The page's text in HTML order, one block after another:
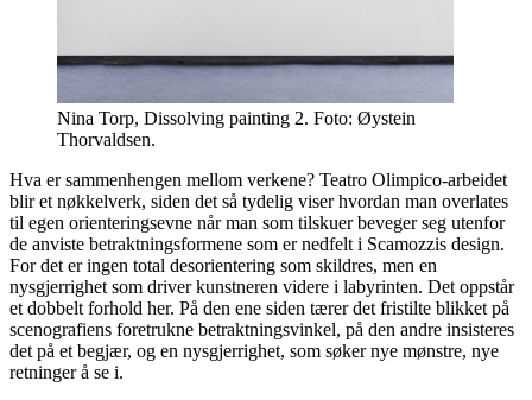
Nina Torp, Dissolving painting 2. Foto: Øystein
Thorvaldsen.
Hva er sammenhengen mellom verkene? Teatro Olimpico-arbeidet
blir et nøkkelverk, siden det så tydelig viser hvordan man overlates
til egen orienteringsevne når man som tilskuer beveger seg utenfor
de anviste betraktningsformene som er nedfelt i Scamozzis design.
For det er ingen total desorientering som skildres, men en
nysgjerrighet som driver kunstneren videre i labyrinten. Det oppstår
et dobbelt forhold her. På den ene siden tærer det fristilte blikket på
scenografiens foretrukne betraktningsvinkel, på den andre insisteres
det på et begjær, og en nysgjerrighet, som søker nye mønstre, nye
retninger å se i.